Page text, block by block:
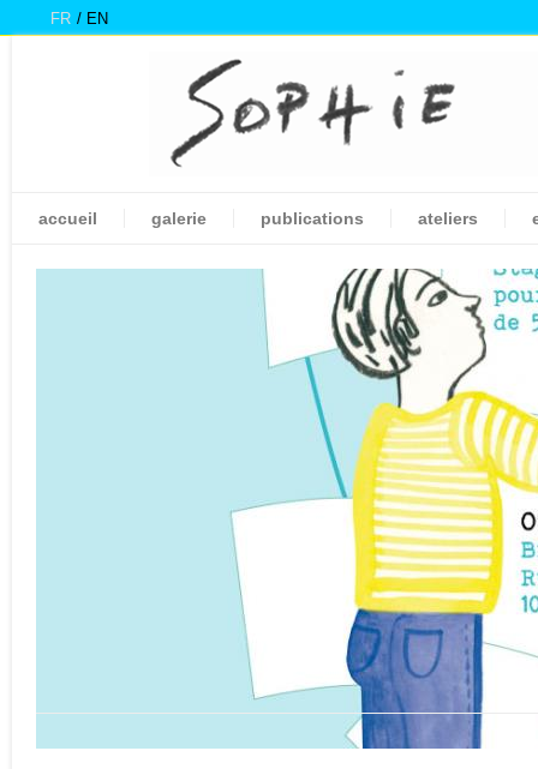
FR EN
accueil galerie publications ateliers